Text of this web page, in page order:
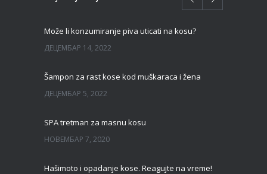
Može li konzumiranje piva uticati na kosu?
ДЕЦЕМБАР 14, 2022
Šampon za rast kose kod muškaraca i žena
ДЕЦЕМБАР 5, 2022
SPA tretman za masnu kosu
НОВЕМБАР 7, 2020
Hašimoto i opadanje kose. Reagujte na vreme!